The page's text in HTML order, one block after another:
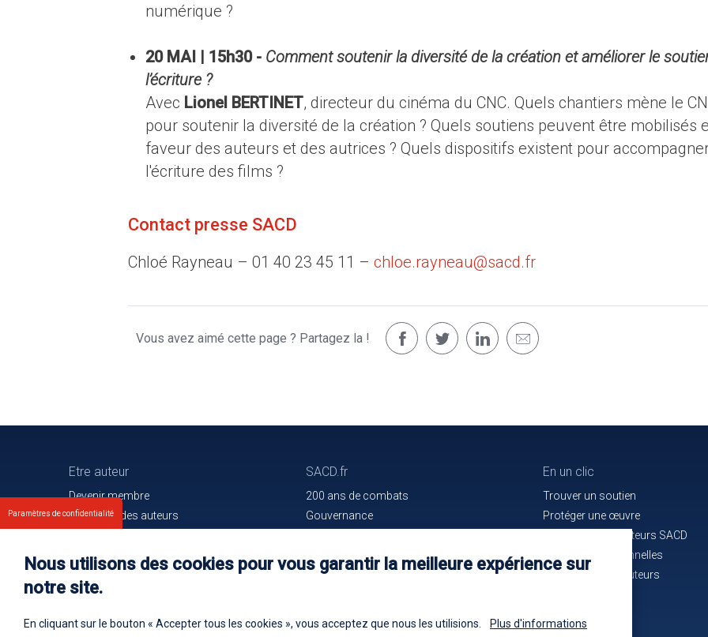
numérique ?
20 MAI | 15h30 - Comment soutenir la diversité de la création et améliorer le
l’écriture ?
Avec Lionel BERTINET, directeur du cinéma du CNC. Quels chantiers mène le
pour soutenir la diversité de la création ? Quels soutiens peuvent être mobilisés
faveur des auteurs et des autrices ? Quels dispositifs existent pour
l'écriture des films ?
Contact presse SACD
Chloé Rayneau – 01 40 23 45 11 – chloe.rayneau@sacd.fr
Vous avez aimé cette page ? Partagez la !
Etre auteur
Devenir membre
Les droits des auteurs
Nos membres
SACD.fr
200 ans de combats
Gouvernance
Communiqués de presse
Oeuvres en cours d'identification
En un clic
Trouver un soutien
Protéger une œuvre
La maison des auteurs SACD
Alertes professionnelles
La mutuelle des auteurs
Paramètres de confidentialité
Nous utilisons des cookies pour vous garantir la meilleure expérience sur
notre site.
En cliquant sur le bouton « Accepter tous les cookies », vous acceptez que nous les utilisions. Plus d'informations